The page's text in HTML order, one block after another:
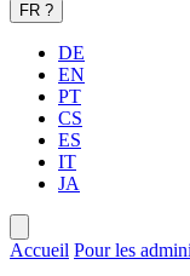
FR ?
DE
EN
PT
CS
ES
IT
JA
Accueil Pour les